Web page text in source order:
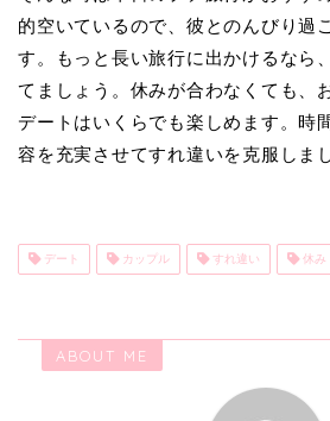
的空いているので、彼とのんびり過
す。もっと長い旅行に出かけるなら
てましょう。休みが合わなくても、
デートはいくらでも楽しめます。時
容を充実させてすれ違いを克服しま
デート カップル すれ違い 休み
ABOUT ME